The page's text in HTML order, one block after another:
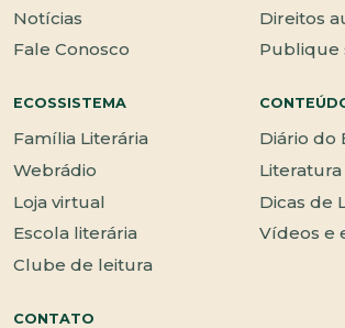
Notícias
Fale Conosco
Direitos
Publique
ECOSSISTEMA
Família Literária
Webrádio
Loja virtual
Escola literária
Clube de leitura
Diário do
Literatura
Dicas de
Vídeos e
CONTATO